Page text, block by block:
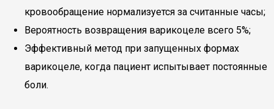
кровообращение нормализуется за считанные часы;
Вероятность возвращения варикоцеле всего 5%;
Эффективный метод при запущенных формах
варикоцеле, когда пациент испытывает постоянные
боли.